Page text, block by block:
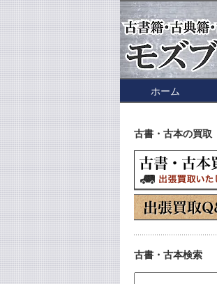
ホーム
古書・古本の買取
古書・古本検索